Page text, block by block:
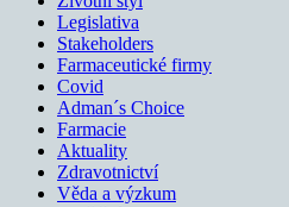
Legislativa
Stakeholders
Farmaceutické firmy
Covid
Adman´s Choice
Farmacie
Aktuality
Zdravotnictví
Věda a výzkum